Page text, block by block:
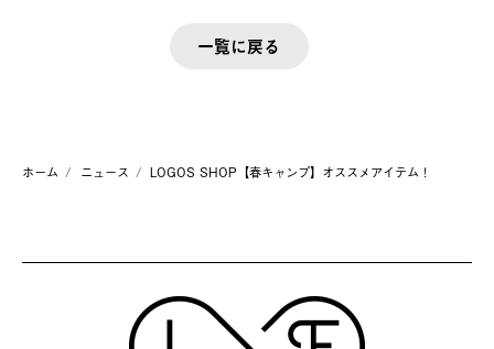
一覧に戻る
ホーム ニュース LOGOS SHOP【春キャンプ】オススメアイテム！